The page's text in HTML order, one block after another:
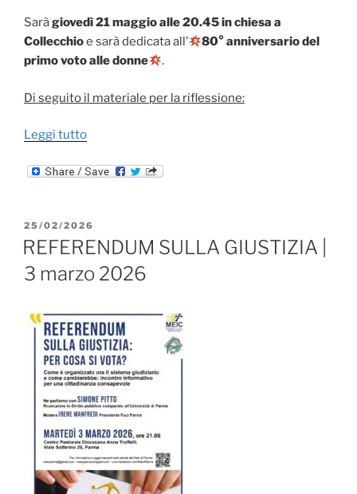
Saràgiovedì 21 maggio alle 20.45 in chiesa a
Collecchioe sarà dedicata all’
80° anniversario del
primo voto alle donne
.
Di seguito il materiale per la riflessione:
Leggi tutto“C’è
domani
maggio
2026”
PUBBLICATO
IL
25/02/2026
REFERENDUM SULLA GIUSTIZIA |
3 marzo 2026